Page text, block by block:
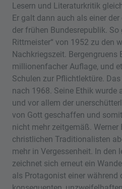
Lesern und Literaturkritik
Er galt dann auch als einer
der frühen Bundesrepublik. So
Rittmeister“ von 1952 zu den
Nachkriegszeit. Bergengruens
millionenfacher Auflage, und
Schulen zur Pflichtlektüre.
nach 1968. Seine Ethik wurde
und vor allem der
von Gott geschaffen und
nicht mehr zeitgemäß. Werner
christlichen Traditionalisten
mehr in Vergessenheit. In den
zeichnet sich erneut ein
als Protagonist einer während